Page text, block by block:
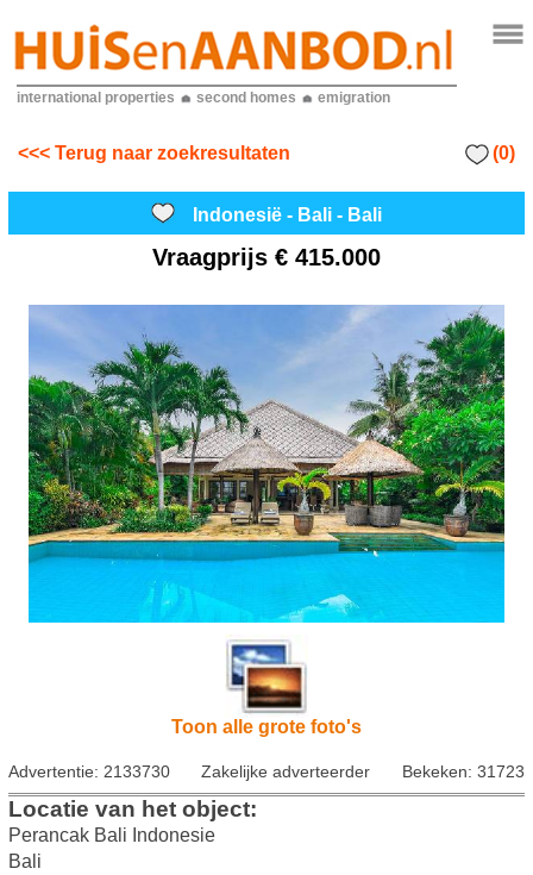
international properties second homes emigration
<<< Terug naar zoekresultaten (0)
Indonesië - Bali - Bali
Vraagprijs € 415.000
Toon alle grote foto's
Advertentie: 2133730 Zakelijke adverteerder Bekeken: 31723
Locatie van het object:
Perancak Bali Indonesie
Bali